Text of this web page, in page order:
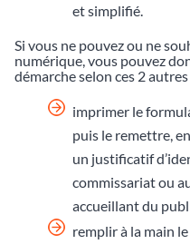
et simplifié.
Si vous ne pouvez ou ne
numérique, vous pouvez
démarche selon ces 2
imprimer le
puis le remettre,
un justificatif
commissariat ou
accueillant du
remplir à la main